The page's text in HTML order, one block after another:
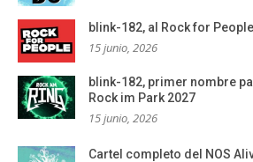
blink-182, al Rock for
15 junio, 2026
blink-182, primer nombre
Rock im Park 2027
15 junio, 2026
Cartel completo del NOS